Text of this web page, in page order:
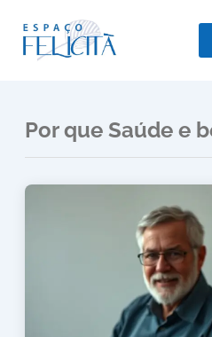
para
Por que Saúde e